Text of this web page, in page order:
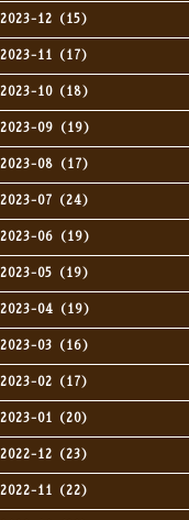
2023-12（15）
2023-11（17）
2023-10（18）
2023-09（19）
2023-08（17）
2023-07（24）
2023-06（19）
2023-05（19）
2023-04（19）
2023-03（16）
2023-02（17）
2023-01（20）
2022-12（23）
2022-11（22）